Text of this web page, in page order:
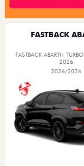
FASTBACK
FASTBACK ABARTH
2026
2026/2026